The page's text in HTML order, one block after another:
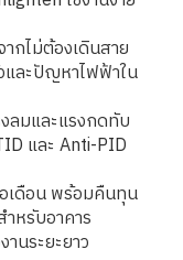
กไม่ต้องเดินสาย
และปัญหาไฟฟ้าใน
ลมและแรงกดทับ
และ Anti-PID
เดือน พร้อมคืนทุน
หรับอาคาร
นระยะยาว